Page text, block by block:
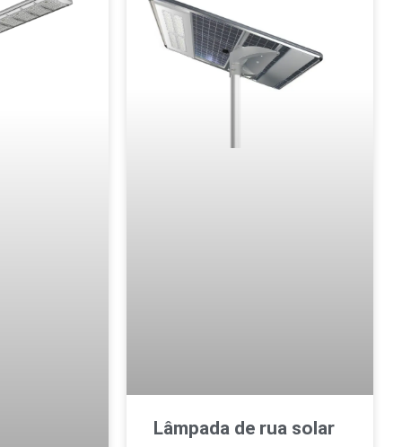
Lâmpada de rua solar